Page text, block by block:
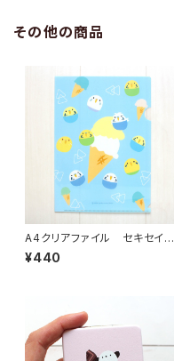
その他の商品
A4クリアファイル セキセイイ
ンコ アイス
¥440